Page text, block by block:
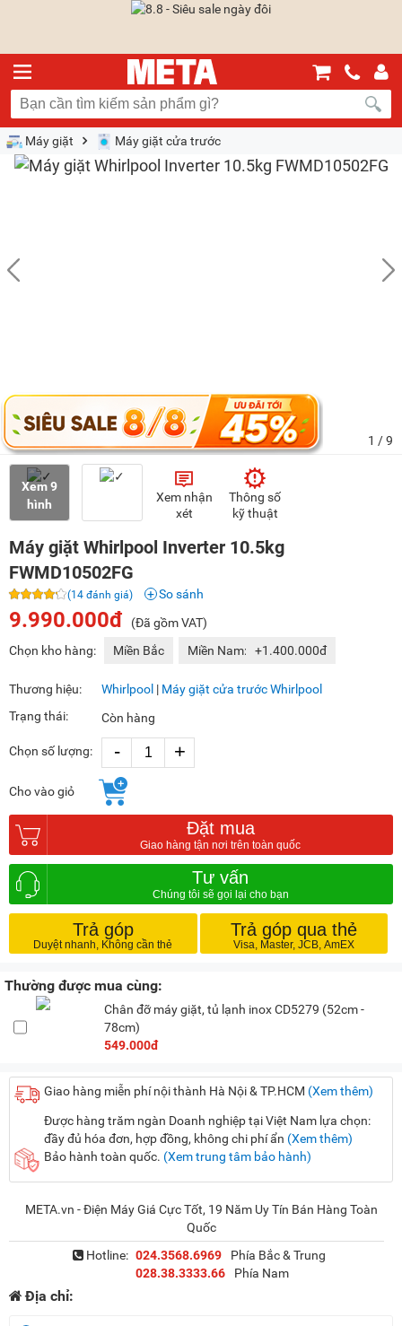
Máy giặt Máy giặt cửa trước
1 / 9
Xem 9
hình
Xem nhận
xét
Thông số
kỹ thuật
Máy giặt Whirlpool Inverter 10.5kg
FWMD10502FG
(14 đánh giá) So sánh
9.990.000đ
(Đã gồm VAT)
Chọn kho hàng:
Miền Bắc Miền Nam: +1.400.000đ
Thương hiệu: Whirlpool | Máy giặt cửa trước Whirlpool
Trạng thái:
Còn hàng
Chọn số lượng: - +
Cho vào giỏ
Đặt mua
Tư vấn
Trả góp Trả góp qua thẻ
Thường được mua cùng:
Chân đỡ máy giặt, tủ lạnh inox CD5279 (52cm -
78cm)
549.000đ
Giao hàng miễn phí nội thành Hà Nội & TP.HCM (Xem thêm)
Được hàng trăm ngàn Doanh nghiệp tại Việt Nam lựa chọn:
đầy đủ hóa đơn, hợp đồng, không chi phí ẩn (Xem thêm)
Bảo hành toàn quốc. (Xem trung tâm bảo hành)
META.vn - Điện Máy Giá Cực Tốt, 19 Năm Uy Tín Bán Hàng Toàn
Quốc
Hotline: 024.3568.6969
Phía Bắc & Trung
028.38.3333.66
Phía Nam
Địa chỉ: